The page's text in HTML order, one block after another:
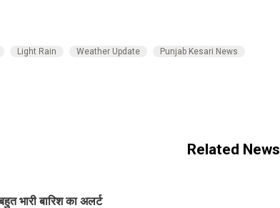
Light Rain Weather Update Punjab Kesari News
Related News
भारी बारिश का अलर्ट